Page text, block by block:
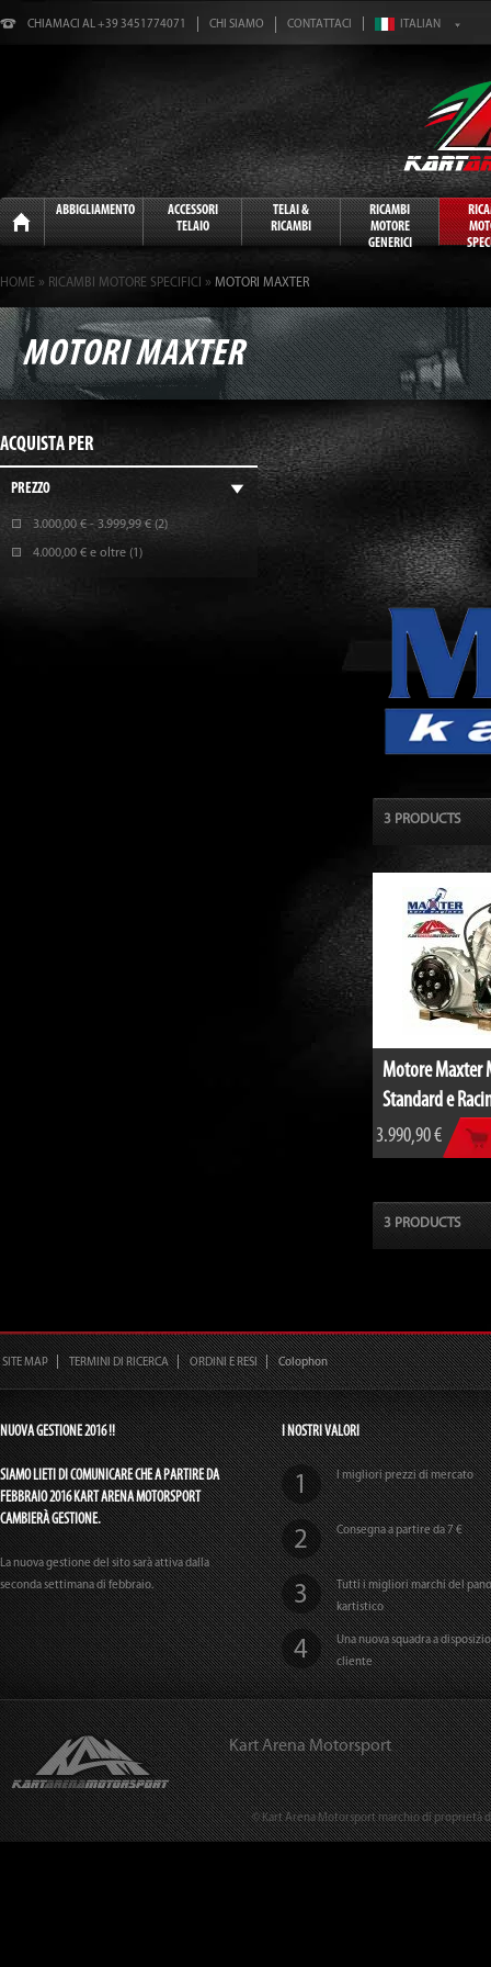
CHIAMACI AL +39 3451774071 CHI SIAMO CONTATTACI
Home
ABBIGLIAMENTO
ACCESSORI
TELAIO
TELAI &
RICAMBI
RICAMBI
MOTORE
GENERICI
HOME » RICAMBI MOTORE SPECIFICI » MOTORI MAXTER
MOTORI MAXTER
3 PRODUCTS
Motore Maxter
Standard e
3.990,90 €
3 PRODUCTS
ACQUISTA PER
PREZZO
3.000,00 €-3.999,99 €(2)
4.000,00 € e oltre (1)
SITE MAP TERMINI DI RICERCA ORDINI E RESI Colophon
NUOVA GESTIONE 2016 !!
SIAMO LIETI DI COMUNICARE CHE A PARTIRE DA
FEBBRAIO 2016 KART ARENA MOTORSPORT
CAMBIERÀ GESTIONE.
La nuova gestione del sito sarà attiva dalla
seconda settimana di febbraio.
I NOSTRI VALORI
I migliori prezzi di mercato
Consegna a partire da 7 €
Tutti i migliori marchi del
kartistico
Una nuova squadra a
cliente
Kart Arena Motorsport
© Kart Arena Motorsport marchio di proprietà